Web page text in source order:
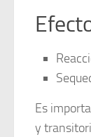
Es
y